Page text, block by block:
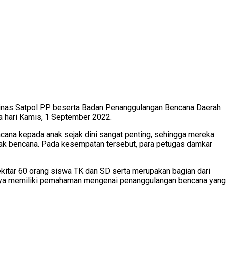
Satpol PP beserta Badan Penanggulangan Bencana Daerah
Kamis, 1 September 2022.
kepada anak sejak dini sangat penting, sehingga mereka
bencana. Pada kesempatan tersebut, para petugas damkar
60 orang siswa TK dan SD serta merupakan bagian dari
memiliki pemahaman mengenai penanggulangan bencana yang